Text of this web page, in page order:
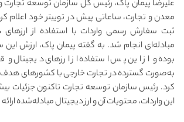
علیرضا پیمان پاک، رئیس کل سازمان توسعه
معدن و تجارت، ساعاتی پیش در توییتر خود اعلام
ثبت سفارش رسمی واردات با استفاده از ارزهای
بوده و از این پس استفاده از ارزهای دیجیتال
به‌صورت گسترده در تجارت خارجی با کشورهای
کرد. رئیس سازمان توسعه تجارت تاکنون جزئیات
این واردات، محتویات آن و ارز دیجیتال مبادله‌شده